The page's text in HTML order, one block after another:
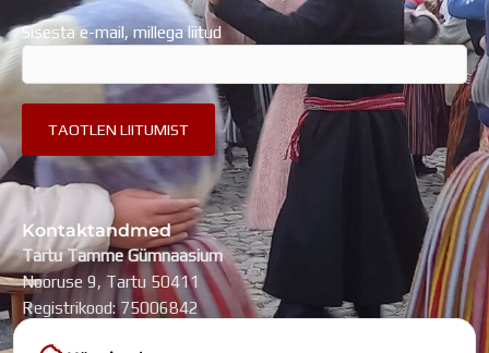
Sisesta e-mail, millega liitud
Kontaktandmed
Tartu Tamme Gümnaasium
Nooruse 9, Tartu 50411
Registrikood: 75006842